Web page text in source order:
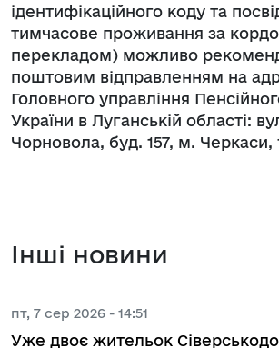
ідентифікаційного коду та
тимчасове проживання за
перекладом) можливо
поштовим відправленням на
Головного управління
України в Луганській області:
Чорновола, буд. 157, м. Черкаси,
Інші новини
пт, 7 сер 2026 - 14:51
Уже двоє жительок